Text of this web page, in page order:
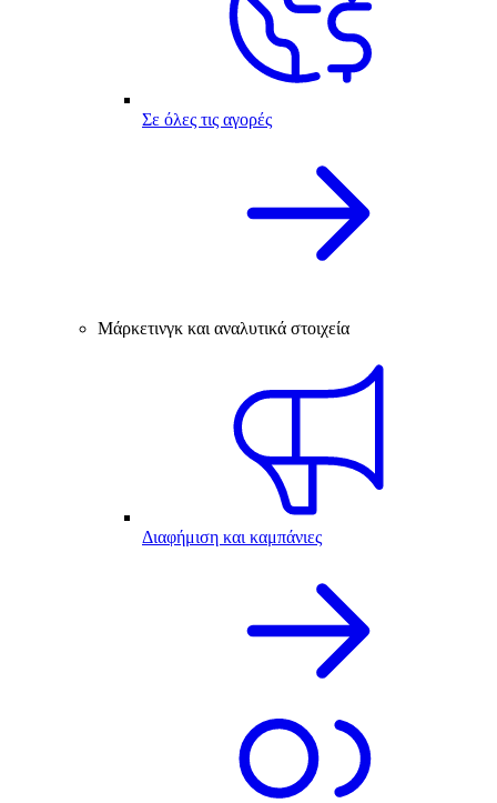
Σε όλες τις αγορές
Μάρκετινγκ και αναλυτικά στοιχεία
Διαφήμιση και καμπάνιες